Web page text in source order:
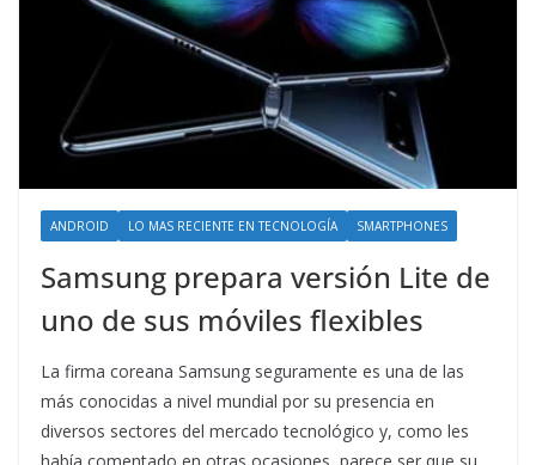
ANDROID LO MAS RECIENTE EN TECNOLOGÍA SMARTPHONES
Samsung prepara versión Lite de
uno de sus móviles flexibles
La firma coreana Samsung seguramente es una de las
más conocidas a nivel mundial por su presencia en
diversos sectores del mercado tecnológico y, como les